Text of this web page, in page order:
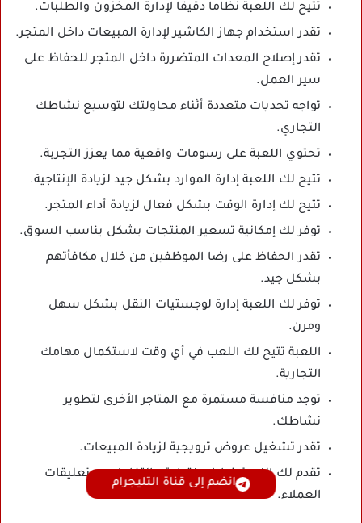
تتيح لك اللعبة نظاما دقيقا لإدارة المخزون والطلبات.
تقدر استخدام جهاز الكاشير لإدارة المبيعات داخل المتجر.
تقدر إصلاح المعدات المتضررة داخل المتجر للحفاظ على
سير العمل.
تواجه تحديات متعددة أثناء محاولتك لتوسيع نشاطك
التجاري.
تحتوي اللعبة على رسومات واقعية مما يعزز التجربة.
تتيح لك اللعبة إدارة الموارد بشكل جيد لزيادة الإنتاجية.
تتيح لك إدارة الوقت بشكل فعال لزيادة أداء المتجر.
توفر لك إمكانية تسعير المنتجات بشكل يناسب السوق.
تقدر الحفاظ على رضا الموظفين من خلال مكافأتهم
بشكل جيد.
توفر لك اللعبة إدارة لوجستيات النقل بشكل سهل
ومرن.
اللعبة تتيح لك اللعب في أي وقت لاستكمال مهامك
التجارية.
توجد منافسة مستمرة مع المتاجر الأخرى لتطوير
نشاطك.
تقدر تشغيل عروض ترويجية لزيادة المبيعات.
تقدم لك اللعبة خيارات لقراءة والتفاعل مع تعليقات
العملاء.
انضم إلى قناة التليجرام